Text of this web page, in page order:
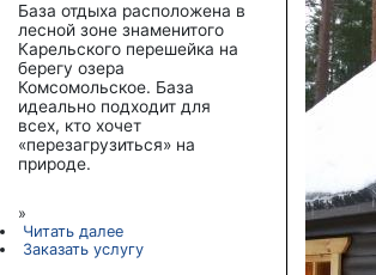
База отдыха расположена в
лесной зоне знаменитого
Карельского перешейка на
берегу озера
Комсомольское. База
идеально подходит для
всех, кто хочет
«перезагрузиться» на
природе.
»
Читать далее
Заказать услугу